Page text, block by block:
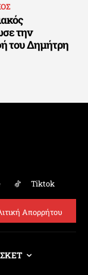
την
του Δημήτρη
Tiktok
Απορρήτου